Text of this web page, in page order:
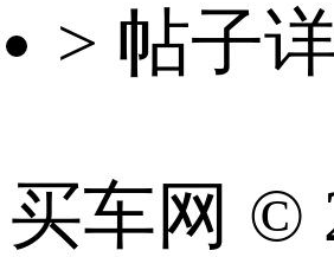
> 帖子
买车网 ©